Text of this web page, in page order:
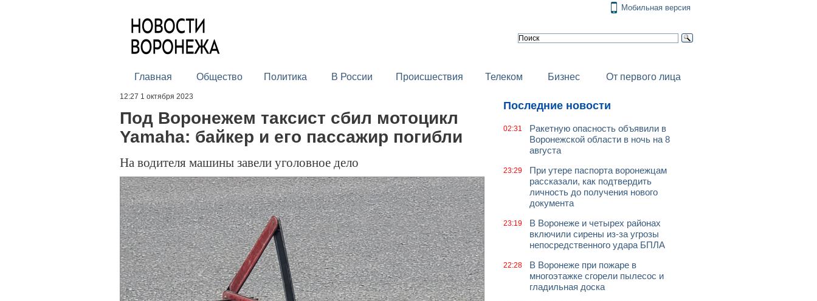
Мобильная версия
Главная Общество Политика В России Происшествия Телеком Бизнес От первого лица
12:27 1 октября 2023
Под Воронежем таксист сбил мотоцикл
Yamaha: байкер и его пассажир погибли
На водителя машины завели уголовное дело
Последние новости
02:31
Ракетную опасность объявили в
Воронежской области в ночь на 8
августа
23:29
При утере паспорта воронежцам
рассказали, как подтвердить
личность до получения нового
документа
23:19
В Воронеже и четырех районах
включили сирены из-за угрозы
непосредственного удара БПЛА
22:28
В Воронеже при пожаре в
многоэтажке сгорели пылесос и
гладильная доска